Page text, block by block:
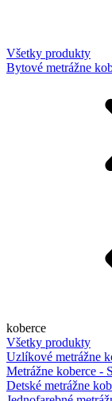
Všetky produkty
Bytové metrážne
koberce
Všetky produkty
Uzlíkové metrážne
Metrážne koberce -
Detské metrážne